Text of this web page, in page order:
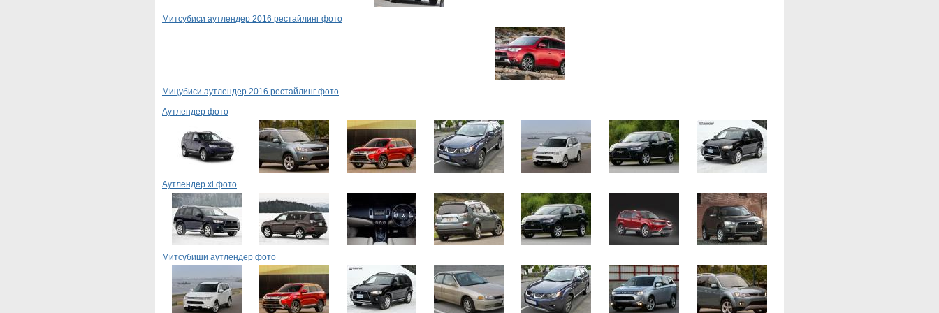
Митсубиси аутлендер 2016 рестайлинг фото
Мицубиси аутлендер 2016 рестайлинг фото
Аутлендер фото
Аутлендер xl фото
Митсубиши аутлендер фото